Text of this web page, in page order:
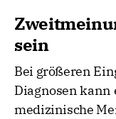
sein
Bei größeren
Diagnosen kann
medizinische